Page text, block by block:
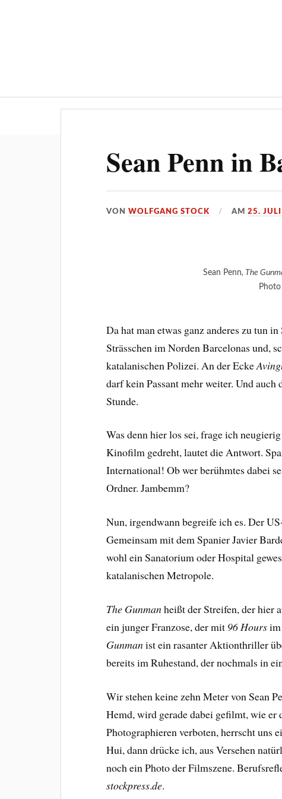
Sean Penn in
VONWOLFGANG STOCK AM25.
Sean Penn, The
Da hat man etwas ganz anderes zu tun
Strässchen im Norden Barcelonas und,
katalanischen Polizei. An der Ecke
darf kein Passant mehr weiter. Und
Stunde.
Was denn hier los sei, frage ich
Kinofilm gedreht, lautet die Antwort.
International! Ob wer berühmtes dabei
Ordner. Jambemm?
Nun, irgendwann begreife ich es. Der
Gemeinsam mit dem Spanier Javier
wohl ein Sanatorium oder Hospital
katalanischen Metropole.
The Gunmanheißt der Streifen, der hier
ein junger Franzose, der mit96 Hoursim
Gunmanist ein rasanter Aktionthriller
bereits im Ruhestand, der nochmals in
Wir stehen keine zehn Meter von Sean
Hemd, wird gerade dabei gefilmt, wie
Photographieren verboten, herrscht uns
Hui, dann drücke ich, aus Versehen
noch ein Photo der Filmszene.
stockpress.de.